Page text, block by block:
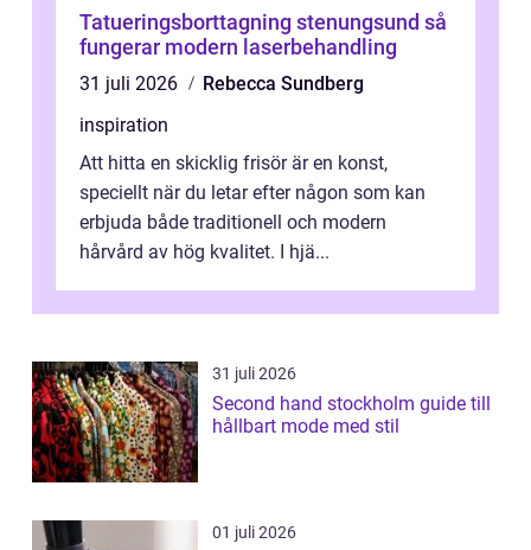
Tatueringsborttagning stenungsund så
fungerar modern laserbehandling
31 juli 2026
Rebecca Sundberg
inspiration
Att hitta en skicklig frisör är en konst,
speciellt när du letar efter någon som kan
erbjuda både traditionell och modern
hårvård av hög kvalitet. I hjä...
31 juli 2026
Second hand stockholm guide till
hållbart mode med stil
01 juli 2026